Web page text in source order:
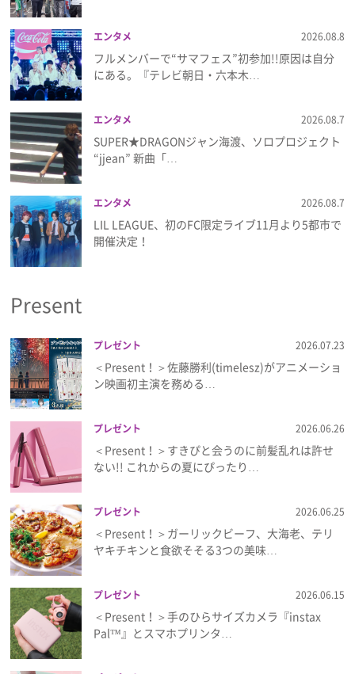
エンタメ 2026.08.8
フルメンバーで“サマフェス”初参加!!原因は自分
にある。『テレビ朝日・六本木…
エンタメ 2026.08.7
SUPER★DRAGONジャン海渡、ソロプロジェクト
“jjean” 新曲「…
エンタメ 2026.08.7
LIL LEAGUE、初のFC限定ライブ11月より5都市で
開催決定！
Present
プレゼント 2026.07.23
＜Present！＞佐藤勝利(timelesz)がアニメーショ
ン映画初主演を務める…
プレゼント 2026.06.26
＜Present！＞すきぴと会うのに前髪乱れは許せ
ない!! これからの夏にぴったり…
プレゼント 2026.06.25
＜Present！＞ガーリックビーフ、大海老、テリ
ヤキチキンと食欲そそる3つの美味…
プレゼント 2026.06.15
＜Present！＞手のひらサイズカメラ『instax
Pal™』とスマホプリンタ…